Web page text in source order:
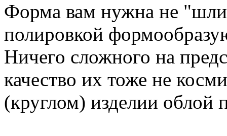
Форма вам нужна не
полировкой
Ничего сложного на
качество их тоже не
(круглом) изделии облой